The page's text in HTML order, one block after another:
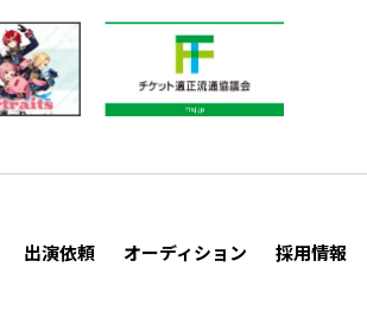
出演依頼 オーディション 採用情報